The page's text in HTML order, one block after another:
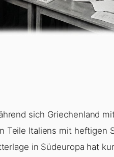
sich Griechenland
Teile Italiens mit heftigen
in Südeuropa hat